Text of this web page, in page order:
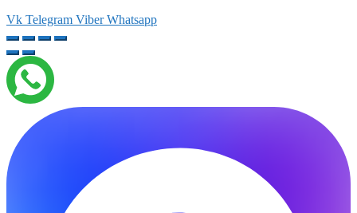
Vk Telegram Viber Whatsapp